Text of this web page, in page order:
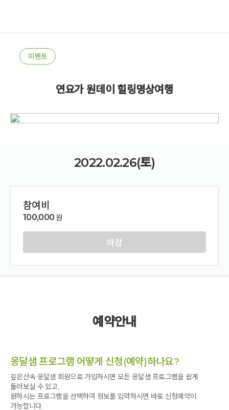
이벤트
연요가 원데이 힐링명상여행
2022.02.26(토)
참여비
100,000 원
마감
예약안내
옹달샘 프로그램 어떻게 신청(예약)하나요?
깊은산속 옹달샘 회원으로 가입하시면 모든 옹달샘 프로그램을 쉽게
둘러보실 수 있고,
원하시는 프로그램을 선택하여 정보를 입력하시면 바로 신청예약이
가능합니다.